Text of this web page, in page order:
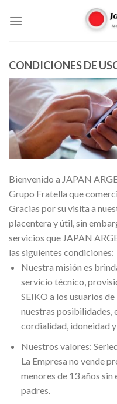
CONDICIONES DE
Bienvenido a JAPAN
Grupo Fratella que
Gracias por su visita a
placentera y útil, sin
servicios que JAPAN
las siguientes condiciones:
Nuestra misión es
servicio técnico,
SEIKO a los usuarios
nuestras posibilidades,
cordialidad, idoneidad
Nuestros valores:
La Empresa no vende
menores de 13 años
padres.